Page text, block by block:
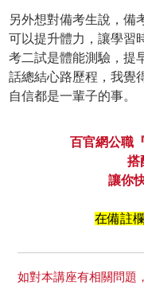
另外想對備考生說，備
可以提升體力，讓學習
考二試是體能測驗，提
話總結心路歷程，我覺
自信都是一輩子的事。
百官網公職
搭
讓你
在備註
如對本講座有相關問